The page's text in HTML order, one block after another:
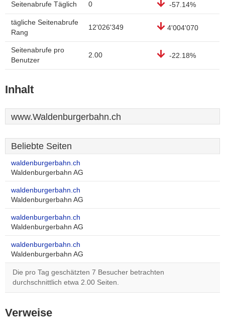
Seitenabrufe Täglich 0 -57.14%
tägliche Seitenabrufe
Rang
12'026'349 4'004'070
Seitenabrufe pro
Benutzer
2.00 -22.18%
Inhalt
www.Waldenburgerbahn.ch
Beliebte Seiten
waldenburgerbahn.ch
Waldenburgerbahn AG
waldenburgerbahn.ch
Waldenburgerbahn AG
waldenburgerbahn.ch
Waldenburgerbahn AG
waldenburgerbahn.ch
Waldenburgerbahn AG
Die pro Tag geschätzten 7 Besucher betrachten
durchschnittlich etwa 2.00 Seiten.
Verweise